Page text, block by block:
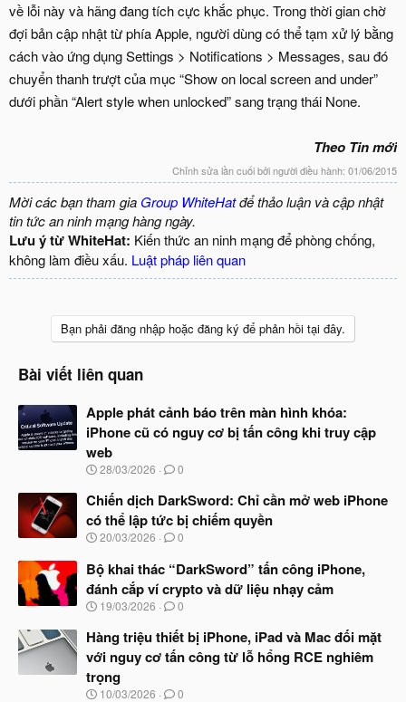
về lỗi này và hãng đang tích cực khắc phục. Trong thời gian chờ
đợi bản cập nhật từ phía Apple, người dùng có thể tạm xử lý bằng
cách vào ứng dụng Settings > Notifications > Messages, sau đó
chuyển thanh trượt của mục “Show on local screen and under”
dưới phần “Alert style when unlocked” sang trạng thái None.
Theo Tin mới
Chỉnh sửa lần cuối bởi người điều hành: 01/06/2015
Mời các bạn tham gia Group WhiteHatđể thảo luận và cập nhật
tin tức an ninh mạng hàng ngày.
Lưu ý từ WhiteHat: Kiến thức an ninh mạng để phòng chống,
không làm điều xấu. Luật pháp liên quan
Bạn phải đăng nhập hoặc đăng ký để phản hồi tại đây.
Bài viết liên quan
Apple phát cảnh báo trên màn hình khóa:
iPhone cũ có nguy cơ bị tấn công khi truy cập
web
N
à
b
ắ
đ
ầ
u
28/03/2026 0
Chiến dịch DarkSword: Chỉ cần mở web iPhone
có thể lập tức bị chiếm quyền
N
à
y
b
ắ
đ
ầ
u
20/03/2026 0
Bộ khai thác “DarkSword” tấn công iPhone,
đánh cắp ví crypto và dữ liệu nhạy cảm
N
à
b
ắ
t
19/03/2026 0
Hàng triệu thiết bị iPhone, iPad và Mac đối mặt
với nguy cơ tấn công từ lỗ hổng RCE nghiêm
trọng
N
10/03/2026 0